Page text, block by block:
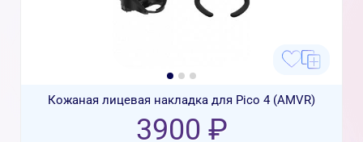
Кожаная лицевая накладка для Pico 4 (AMVR)
3900 ₽